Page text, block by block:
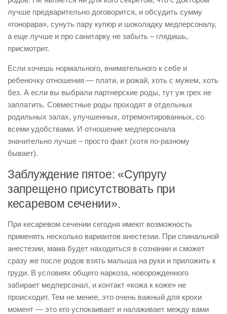
лучше предварительно договорится, и обсудить сумму
«гонорара», сунуть пару купюр и шоколадку медперсоналу,
а еще лучше и про санитарку не забыть – глядишь,
присмотрит.
Если хочешь нормального, внимательного к себе и
ребеночку отношения — плати, и рожай, хоть с мужем, хоть
без. А если вы выбрали партнерские роды, тут уж грех не
заплатить. Совместные роды проходят в отдельных
родильных залах, улучшенных, отремонтированных, со
всеми удобствами. И отношение медперсонала
значительно лучше – просто факт (хотя по-разному
бывает).
Заблуждение пятое: «Супругу
запрещено присутствовать при
кесаревом сечении».
При кесаревом сечении сегодня имеют возможность
применять несколько вариантов анестезии. При спинальной
анестезии, мама будет находиться в сознании и сможет
сразу же после родов взять малыша на руки и приложить к
груди. В условиях общего наркоза, новорожденного
забирает медперсонал, и контакт «кожа к коже» не
происходит. Тем не менее, это очень важный для крохи
момент — это его успокаивает и налаживает между вами